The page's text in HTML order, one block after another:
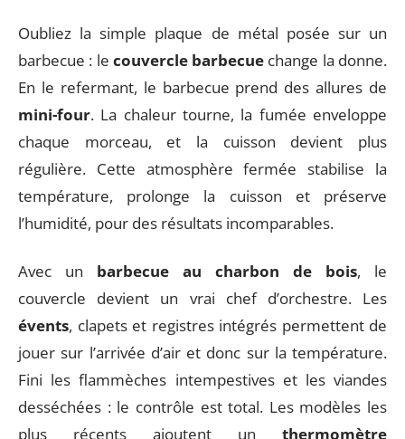
Oubliez la simple plaque de métal posée sur un
barbecue : le couvercle barbecue change la donne.
En le refermant, le barbecue prend des allures de
mini-four. La chaleur tourne, la fumée enveloppe
chaque morceau, et la cuisson devient plus
régulière. Cette atmosphère fermée stabilise la
température, prolonge la cuisson et préserve
l’humidité, pour des résultats incomparables.
Avec un barbecue au charbon de bois, le
couvercle devient un vrai chef d’orchestre. Les
évents, clapets et registres intégrés permettent de
jouer sur l’arrivée d’air et donc sur la température.
Fini les flammèches intempestives et les viandes
desséchées : le contrôle est total. Les modèles les
plus récents ajoutent un thermomètre